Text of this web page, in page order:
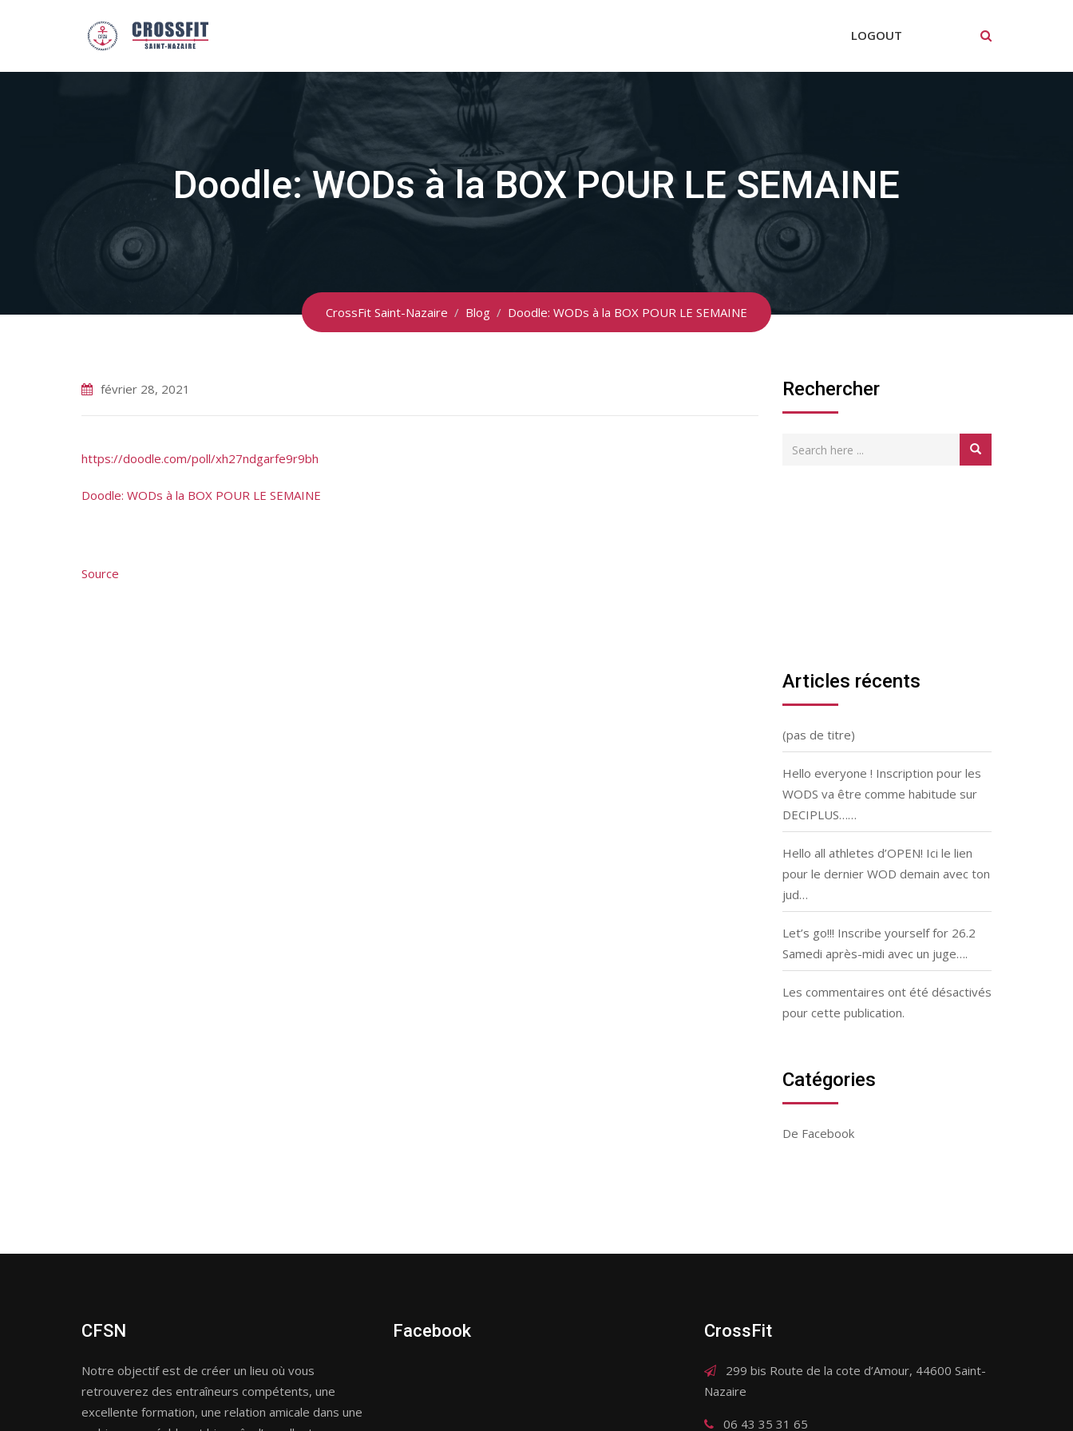
LOGOUT
Doodle: WODs à la BOX POUR LE SEMAINE
CrossFit Saint-Nazaire / Blog / Doodle: WODs à la BOX POUR LE SEMAINE
février 28, 2021
https://doodle.com/poll/xh27ndgarfe9r9bh
Doodle: WODs à la BOX POUR LE SEMAINE
Source
Rechercher
Articles récents
(pas de titre)
Hello everyone ! Inscription pour les
WODS va être comme habitude sur
DECIPLUS……
Hello all athletes d’OPEN! Ici le lien
pour le dernier WOD demain avec ton
jud…
Let’s go!!! Inscribe yourself for 26.2
Samedi après-midi avec un juge….
Les commentaires ont été désactivés
pour cette publication.
Catégories
De Facebook
CFSN
Notre objectif est de créer un lieu où vous
retrouverez des entraîneurs compétents, une
excellente formation, une relation amicale dans une
Facebook CrossFit
299 bis Route de la cote d’Amour, 44600 Saint-
Nazaire
06 43 35 31 65